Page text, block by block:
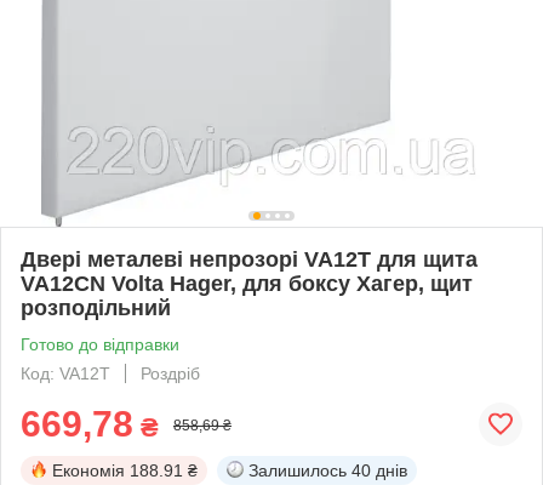
Двері металеві непрозорі VA12T для щита
VA12CN Volta Hager, для боксу Хагер, щит
розподільний
Готово до відправки
Код: VA12T
Роздріб
669,78 ₴ 858,69 ₴
Економія 188.91 ₴ Залишилось 40 днів